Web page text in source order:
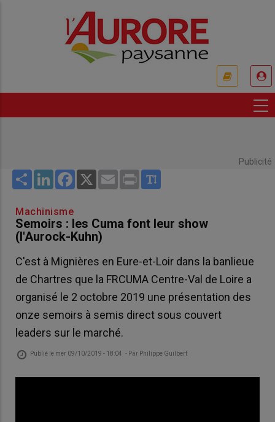
Publicité
Share LinkedInFacebook
X Email Print
Machinisme
Semoirs : les Cuma font leur show
(l'Aurock-Kuhn)
C'est à Mignières en Eure-et-Loir dans la banlieue
de Chartres que la FRCUMA Centre-Val de Loire a
organisé le 2 octobre 2019 une présentation des
onze semoirs à semis direct sous couvert
leaders sur le marché.
Publié le mer 09/10/2019 - 18:04 - Par Philippe Guilbert